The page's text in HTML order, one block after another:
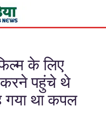
के लिए
पहुंचे थे
गया था कपल